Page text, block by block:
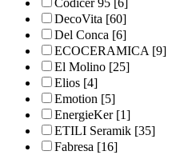
Codicer 95 [6]
DecoVita [60]
Del Conca [6]
ECOCERAMICA[9]
El Molino [25]
Elios [4]
Emotion [5]
EnergieKer[1]
ETILI Seramik [35]
Fabresa [16]